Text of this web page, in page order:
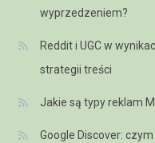
wyprzedzeniem?
Reddit i UGC w
strategii treści
Jakie są typy reklam
Google Discover: czym